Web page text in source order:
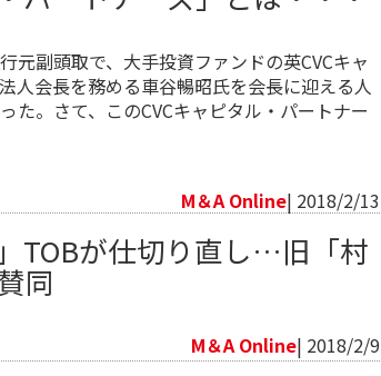
元副頭取で、大手投資ファンドの英CVCキャ
人会長を務める車谷暢昭氏を会長に迎える人
た。さて、このCVCキャピタル・パートナー
M＆A Online| 2018/2/13
TOBが仕切り直し…旧「村
同
M＆A Online| 2018/2/9